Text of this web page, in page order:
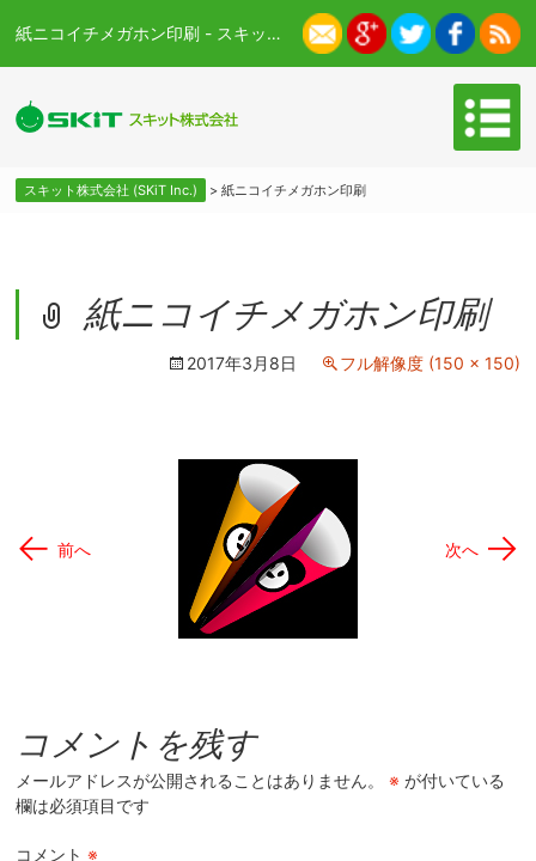
紙ニコイチメガホン印刷 - スキット株式会社 (SKiT Inc.)
スキット株式会社 (SKiT Inc.) > 紙ニコイチメガホン印刷
紙ニコイチメガホン印刷
2017年3月8日 フル解像度 (150 × 150)
← 前へ 次へ →
コメントを残す
メールアドレスが公開されることはありません。 ※ が付いている
欄は必須項目です
コメント※